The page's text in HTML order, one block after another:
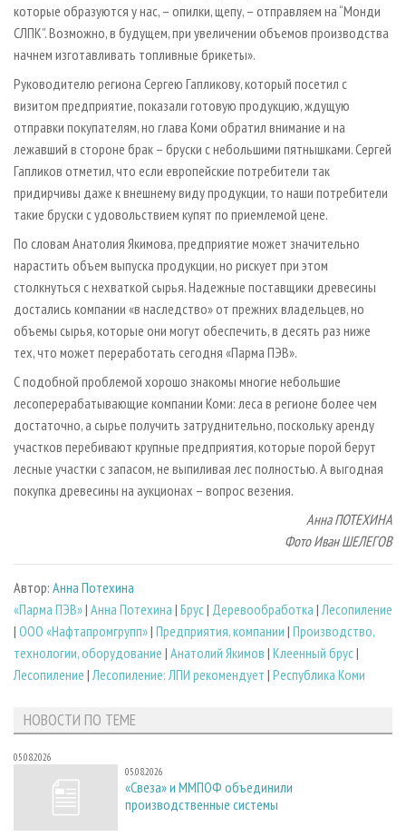
которые образуются у нас, – опилки, щепу, – отправляем на “Монди
СЛПК”. Возможно, в будущем, при увеличении объемов производства
начнем изготавливать топливные брикеты».
Руководителю региона Сергею Гапликову, который посетил с
визитом предприятие, показали готовую продукцию, ждущую
отправки покупателям, но глава Коми обратил внимание и на
лежавший в стороне брак – бруски с небольшими пятнышками. Сергей
Гапликов отметил, что если европейские потребители так
придирчивы даже к внешнему виду продукции, то наши потребители
такие бруски с удовольствием купят по приемлемой цене.
По словам Анатолия Якимова, предприятие может значительно
нарастить объем выпуска продукции, но рискует при этом
столкнуться с нехваткой сырья. Надежные поставщики древесины
достались компании «в наследство» от прежних владельцев, но
объемы сырья, которые они могут обеспечить, в десять раз ниже
тех, что может переработать сегодня «Парма ПЭВ».
С подобной проблемой хорошо знакомы многие небольшие
лесоперерабатывающие компании Коми: леса в регионе более чем
достаточно, а сырье получить затруднительно, поскольку аренду
участков перебивают крупные предприятия, которые порой берут
лесные участки с запасом, не выпиливая лес полностью. А выгодная
покупка древесины на аукционах – вопрос везения.
Анна ПОТЕХИНА
Фото Иван ШЕЛЕГОВ
Автор: Анна Потехина
«Парма ПЭВ»| Анна Потехина | Брус| Деревообработка | Лесопиление
| ООО «Нафтапромгрупп»| Предприятия, компании | Производство,
технологии, оборудование | Анатолий Якимов | Клеенный брус|
Лесопиление | Лесопиление: ЛПИ рекомендует | Республика Коми
НОВОСТИ ПО ТЕМЕ
05.08.2026
05.08.2026
«Свеза» и ММПОФ объединили
производственные системы